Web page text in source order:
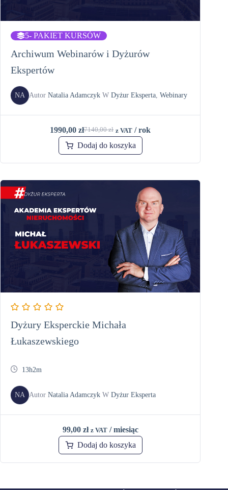
5- PAKIET KURSÓW
Archiwum Webinarów i Dyżurów
Ekspertów
NA Autor Natalia Adamczyk W Dyżur Eksperta Webinary
7140,00zł
1990,00zł z VAT / rok
Dodaj do koszyka
Dyżury Eksperckie Michała
Łukaszewskiego
13h2m
NA Autor Natalia Adamczyk W Dyżur Eksperta
99,00 zł z VAT / miesiąc
Dodaj do koszyka